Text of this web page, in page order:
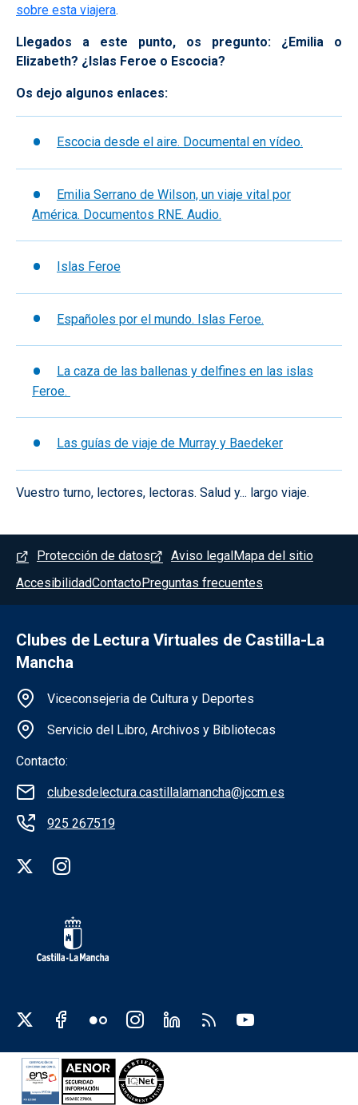
sobre esta viajera.
Llegados a este punto, os pregunto: ¿Emilia o
Elizabeth? ¿Islas Feroe o Escocia?
Os dejo algunos enlaces:
Escocia desde el aire. Documental en vídeo.
Emilia Serrano de Wilson, un viaje vital por
América. Documentos RNE. Audio.
Islas Feroe
Españoles por el mundo. Islas Feroe.
La caza de las ballenas y delfines en las islas
Feroe.
Las guías de viaje de Murray y Baedeker
Vuestro turno, lectores, lectoras. Salud y... largo viaje.
Menú del pie
Protección de datos Aviso legalMapa del sitio
AccesibilidadContactoPreguntas frecuentes
Clubes de Lectura Virtuales de Castilla-La
Mancha
Información de la institución
Viceconsejeria de Cultura y Deportes
Servicio del Libro, Archivos y Bibliotecas
Contacto:
clubesdelectura.castillalamancha@jccm.es
925 267519
Redes sociales institución
Redes sociales JCCM